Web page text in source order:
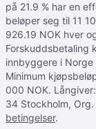
på 21.9 % har en
beløper seg til 11
926.19 NOK hver
Forskuddsbetaling
innbyggere i Norge
Minimum
000 NOK.
34 Stockholm,
betingelser.